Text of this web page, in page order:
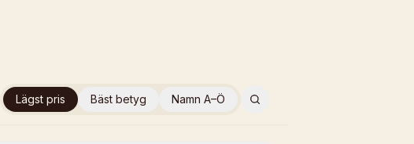
Lägst pris Bäst betyg Namn A–Ö